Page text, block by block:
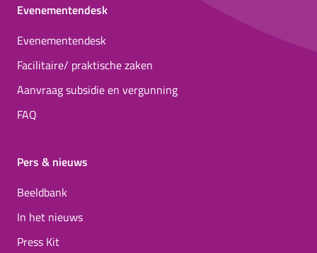
Evenementendesk
Evenementendesk
Facilitaire/ praktische zaken
Aanvraag subsidie en vergunning
FAQ
Pers & nieuws
Beeldbank
In het nieuws
Press Kit